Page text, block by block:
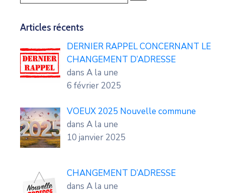
Articles récents
DERNIER RAPPEL CONCERNANT LE
CHANGEMENT D’ADRESSE
dans A la une
6 février 2025
VOEUX 2025 Nouvelle commune
dans A la une
10 janvier 2025
CHANGEMENT D’ADRESSE
dans A la une